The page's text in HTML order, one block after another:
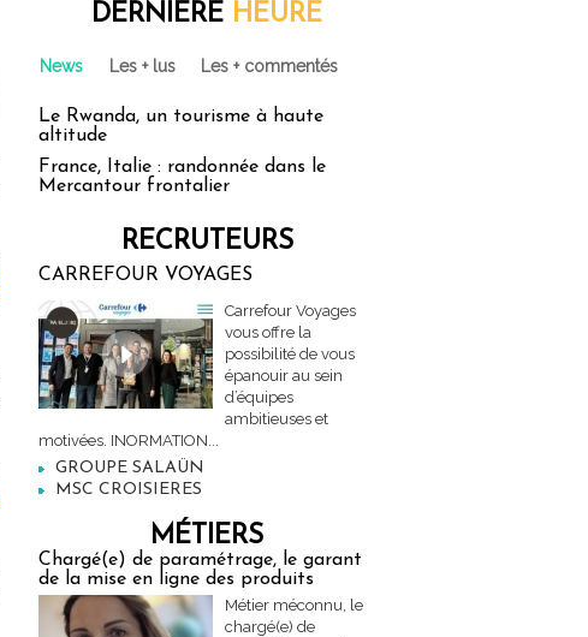
DERNIÈRE HEURE
News Les + lus Les + commentés
Le Rwanda, un tourisme à haute
altitude
France, Italie : randonnée dans le
Mercantour frontalier
RECRUTEURS
CARREFOUR VOYAGES
Carrefour Voyages
vous offre la
possibilité de vous
épanouir au sein
d’équipes
ambitieuses et
motivées. INORMATION...
GROUPE SALAÜN
MSC CROISIERES
MÉTIERS
Chargé(e) de paramétrage, le garant
de la mise en ligne des produits
Métier méconnu, le
chargé(e) de